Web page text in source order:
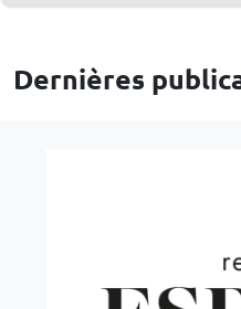
Dernières